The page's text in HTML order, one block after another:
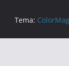
Tema: ColorMag